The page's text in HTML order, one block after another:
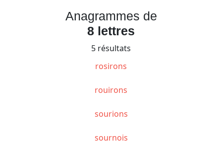
Anagrammes de
8 lettres
5 résultats
rosirons
rouirons
sourions
sournois